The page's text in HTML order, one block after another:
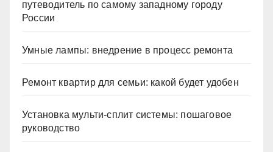
путеводитель по самому западному городу
России
Умные лампы: внедрение в процесс ремонта
Ремонт квартир для семьи: какой будет удобен
Установка мульти-сплит системы: пошаговое
руководство